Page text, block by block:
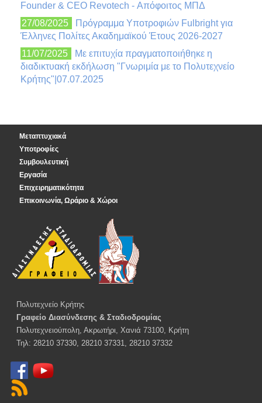
Founder & CEO Revotech - Απόφοιτος ΜΠΔ
27/08/2025
Πρόγραμμα Υποτροφιών Fulbright για
Έλληνες Πολίτες Ακαδημαϊκού Έτους 2026-2027
11/07/2025
Με επιτυχία πραγματοποιήθηκε η
διαδικτυακή εκδήλωση "Γνωριμία με το Πολυτεχνείο
Κρήτης"|07.07.2025
Μεταπτυχιακά
Υποτροφίες
Συμβουλευτική
Εργασία
Επιχειρηματικότητα
Επικοινωνία, Ωράριο & Χώροι
Πολυτεχνείο Κρήτης
Γραφείο Διασύνδεσης & Σταδιοδρομίας
Πολυτεχνειούπολη, Ακρωτήρι, Χανιά 73100, Κρήτη
Τηλ: 28210 37330, 28210 37331, 28210 37332